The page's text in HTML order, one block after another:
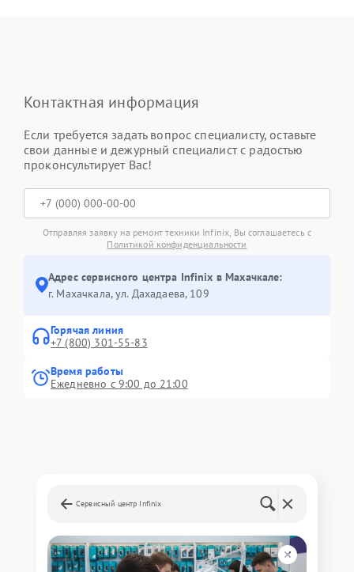
Контактная информация
Если требуется задать вопрос специалисту, оставьте
свои данные и дежурный специалист с радостью
проконсультирует Вас!
Отправляя заявку на ремонт техники Infinix, Вы соглашаетесь с
Политикой конфиденциальности
Адрес сервисного центра Infinix в Махачкале:
г. Махачкала, ул. Дахадаева, 109
Горячая линия
+7 (800) 301-55-83
Время работы
Ежедневно с 9:00 до 21:00
Сервисный центр Infinix